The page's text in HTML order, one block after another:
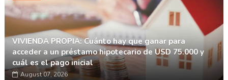
VIVIENDA PROPIA: Cuánto hay que ganar para
acceder a un préstamo hipotecario de USD 75.000 y
cuál es el pago inicial
August 07, 2026